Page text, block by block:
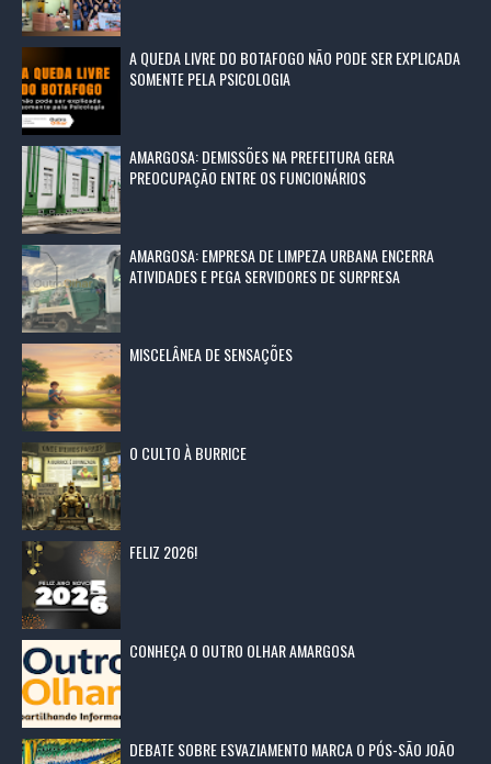
A QUEDA LIVRE DO BOTAFOGO NÃO PODE SER EXPLICADA
SOMENTE PELA PSICOLOGIA
AMARGOSA: DEMISSÕES NA PREFEITURA GERA
PREOCUPAÇÃO ENTRE OS FUNCIONÁRIOS
AMARGOSA: EMPRESA DE LIMPEZA URBANA ENCERRA
ATIVIDADES E PEGA SERVIDORES DE SURPRESA
MISCELÂNEA DE SENSAÇÕES
O CULTO À BURRICE
FELIZ 2026!
CONHEÇA O OUTRO OLHAR AMARGOSA
DEBATE SOBRE ESVAZIAMENTO MARCA O PÓS-SÃO JOÃO